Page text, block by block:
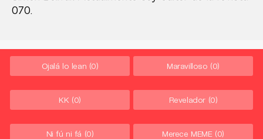
070.
Ojalá lo lean (0) Maravilloso (0)
KK (0) Revelador (0)
Ni fú ni fá (0) Merece MEME (0)